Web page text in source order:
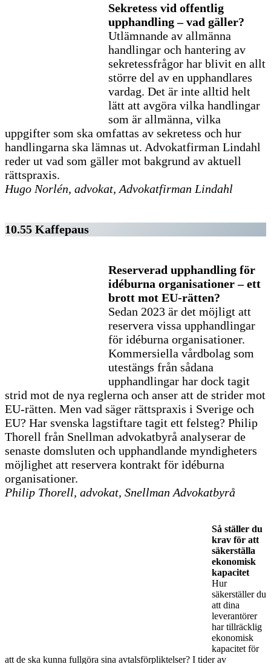
Sekretess vid offentlig
upphandling – vad gäller?
Utlämnande av allmänna
handlingar och hantering av
sekretessfrågor har blivit en allt
större del av en upphandlares
vardag. Det är inte alltid helt
lätt att avgöra vilka handlingar
som är allmänna, vilka
uppgifter som ska omfattas av sekretess och hur
handlingarna ska lämnas ut. Advokatfirman Lindahl
reder ut vad som gäller mot bakgrund av aktuell
rättspraxis.
Hugo Norlén, advokat, Advokatfirman Lindahl
10.55 Kaffepaus
Reserverad upphandling för
idéburna organisationer – ett
brott mot EU-rätten?
Sedan 2023 är det möjligt att
reservera vissa upphandlingar
för idéburna organisationer.
Kommersiella vårdbolag som
utestängs från sådana
upphandlingar har dock tagit
strid mot de nya reglerna och anser att de strider mot
EU-rätten. Men vad säger rättspraxis i Sverige och
EU? Har svenska lagstiftare tagit ett felsteg? Philip
Thorell från Snellman advokatbyrå analyserar de
senaste domsluten och upphandlande myndigheters
möjlighet att reservera kontrakt för idéburna
organisationer.
Philip Thorell, advokat, Snellman Advokatbyrå
Så ställer du
krav för att
säkerställa
ekonomisk
kapacitet
Hur
säkerställer du
att dina
leverantörer
har tillräcklig
ekonomisk
kapacitet för
att de ska kunna fullgöra sina avtalsförpliktelser? I tider av